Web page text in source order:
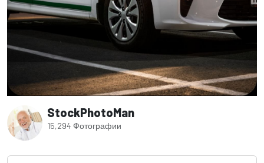
StockPhotoMan
15,294 Фотографии